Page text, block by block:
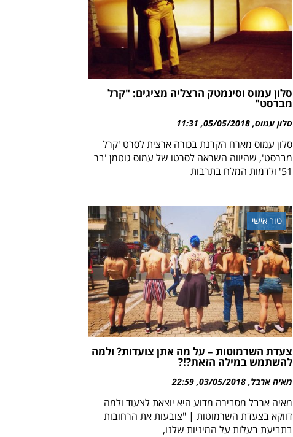
סלון עמוס וסינמטק הרצליה מציגים: "קרל
מברסט"
סלון עמוס 05/05/2018
11:31
סלון עמוס מארח הקרנת בכורה ארצית לסרט 'קרל
מברסט', שהיווה השראה לסרטו של עמוס גוטמן 'בר
51' ולדמות המלח בתרבות
טור אישי
צעדת השרמוטות – על מה אתן צועדות? ולמה
להשתמש במילה הזאת?!?
מאיה ארבל 03/05/2018
22:59
מאיה ארבל מסבירה מדוע היא יוצאת לצעוד ולמה
דווקא בצעדת השרמוטות | "צובעות את הרחובות
בתביעת בעלות על המיניות שלנו,